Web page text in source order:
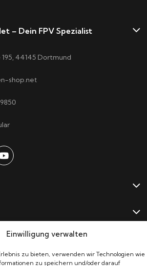
Einwilligung verwalten
zu bieten, verwenden wir Technologien wie
zu speichern und/oder darauf
– Dein FPV Spezialist
44145 Dortmund
shop.net